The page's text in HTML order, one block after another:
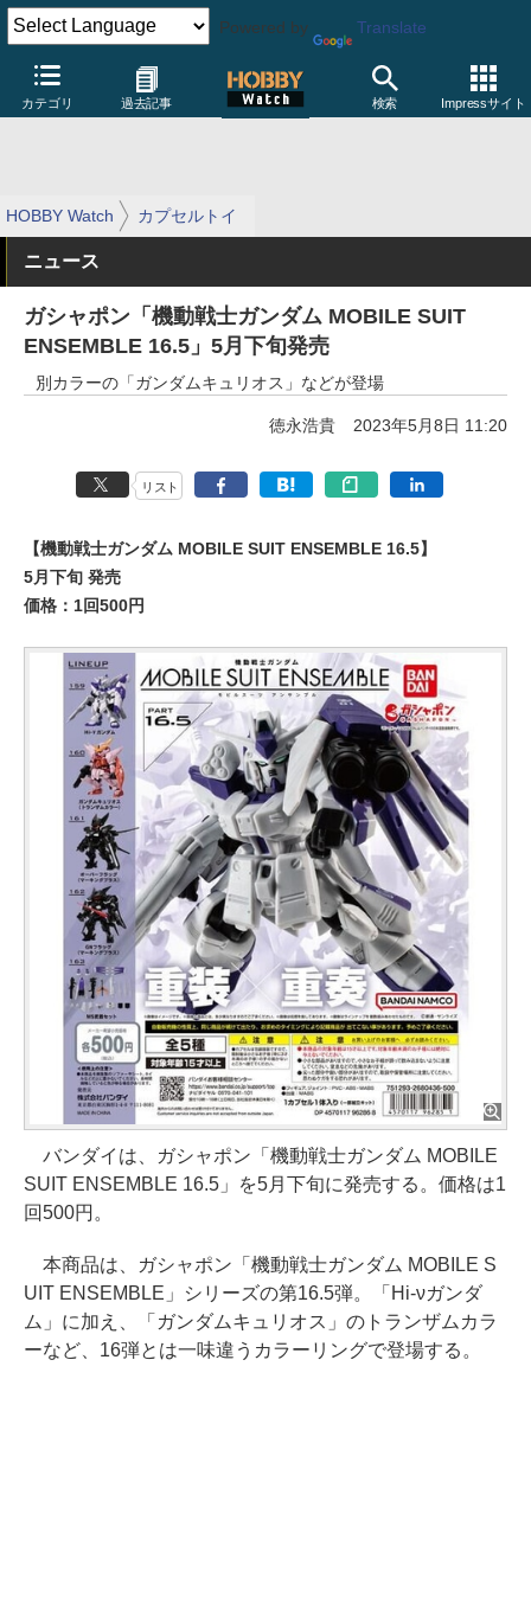
Powered by Translate
カテゴリ 過去記事 検索 Impressサイト
HOBBY Watch カプセルトイ
ニュース
ガシャポン「機動戦士ガンダム MOBILE SUIT
ENSEMBLE 16.5」5月下旬発売
別カラーの「ガンダムキュリオス」などが登場
徳永浩貴 2023年5月8日 11:20
リスト
【機動戦士ガンダム MOBILE SUIT ENSEMBLE 16.5】
5月下旬 発売
価格：1回500円
バンダイは、ガシャポン「機動戦士ガンダム MOBILE
SUIT ENSEMBLE 16.5」を5月下旬に発売する。価格は1
回500円。
本商品は、ガシャポン「機動戦士ガンダム MOBILE S
UIT ENSEMBLE」シリーズの第16.5弾。「Hi-νガンダ
ム」に加え、「ガンダムキュリオス」のトランザムカラ
ーなど、16弾とは一味違うカラーリングで登場する。